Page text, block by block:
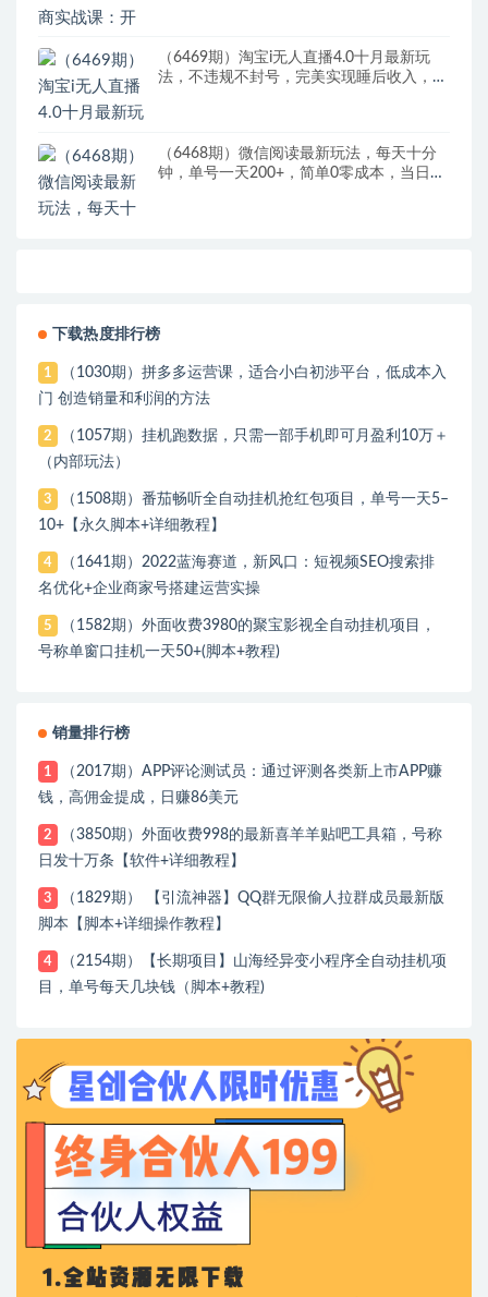
（6469期）淘宝i无人直播4.0十月最新玩
法，不违规不封号，完美实现睡后收入，日
（6468期）微信阅读最新玩法，每天十分
钟，单号一天200+，简单0零成本，当日提
下载热度排行榜
1
（1030期）拼多多运营课，适合小白初涉平台，低成本入
门 创造销量和利润的方法
2
（1057期）挂机跑数据，只需一部手机即可月盈利10万＋
（内部玩法）
3
（1508期）番茄畅听全自动挂机抢红包项目，单号一天5–
10+【永久脚本+详细教程】
4
（1641期）2022蓝海赛道，新风口：短视频SEO搜索排
名优化+企业商家号搭建运营实操
5
（1582期）外面收费3980的聚宝影视全自动挂机项目，
号称单窗口挂机一天50+(脚本+教程)
销量排行榜
1
（2017期）APP评论测试员：通过评测各类新上市APP赚
钱，高佣金提成，日赚86美元
2
（3850期）外面收费998的最新喜羊羊贴吧工具箱，号称
日发十万条【软件+详细教程】
3
（1829期） 【引流神器】QQ群无限偷人拉群成员最新版
脚本【脚本+详细操作教程】
4
（2154期）【长期项目】山海经异变小程序全自动挂机项
目，单号每天几块钱（脚本+教程)